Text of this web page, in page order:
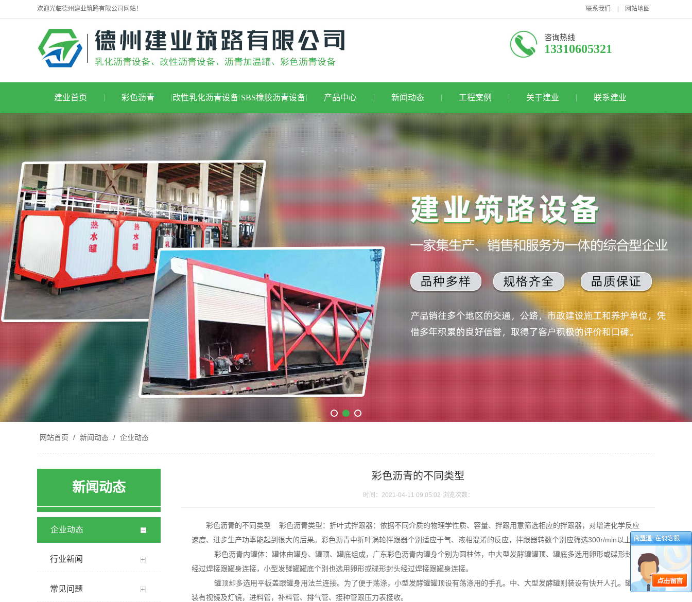
欢迎光临德州建业筑路有限公司网站！ 联系我们 网站地图
咨询热线
13310605321
建业首页 彩色沥青 改性乳化沥青设备 SBS橡胶沥青设备 产品中心 新闻动态 工程案例 关于建业 联系建业
网站首页 / 新闻动态 / 企业动态
新闻动态
企业动态
行业新闻
常见问题
彩色沥青的不同类型
时间：2021-04-11 09:05:02 浏览次数：
彩色沥青的不同类型 彩色沥青类型：折叶式拌跟器：依据不同介质的物理学性质、容量、拌跟用意筛选相应的拌跟器，对增进化学反应
速度、进步生产功率能起到很大的后果。彩色沥青中折叶涡轮拌跟器个别适应于气、液相混淆的反应，拌跟器转数个别应筛选300r/min以上。
彩色沥青内罐体：罐体由罐身、罐顶、罐底组成，广东彩色沥青内罐身个别为圆柱体，中大型发酵罐罐顶、罐底多选用卵形或碟形封头
经过焊接跟罐身连接，小型发酵罐罐底个别也选用卵形或碟形封头经过焊接跟罐身连接。
罐顶却多选用平板盖跟罐身用法兰连接。为了便于荡涤，小型发酵罐罐顶设有荡涤用的手孔。中、大型发酵罐则装设有快开人孔。罐顶
装有视镜及灯镜，进料管，补料管、排气管、接种管跟压力表接收。